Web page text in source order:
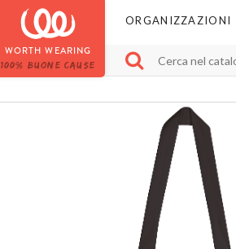
WORTH WEARING
100% BUONE CAUSE
ORGANIZZAZIONI